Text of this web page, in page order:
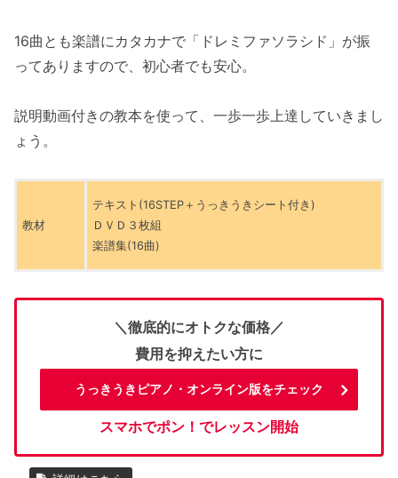
16曲とも楽譜にカタカナで「ドレミファソラシド」が振
ってありますので、初心者でも安心。
説明動画付きの教本を使って、一歩一歩上達していきまし
ょう。
教材
テキスト(16STEP＋うっきうきシート付き)
ＤＶＤ３枚組
楽譜集(16曲)
＼徹底的にオトクな価格／
費用を抑えたい方に
うっきうきピアノ・オンライン版をチェック
スマホでポン！でレッスン開始